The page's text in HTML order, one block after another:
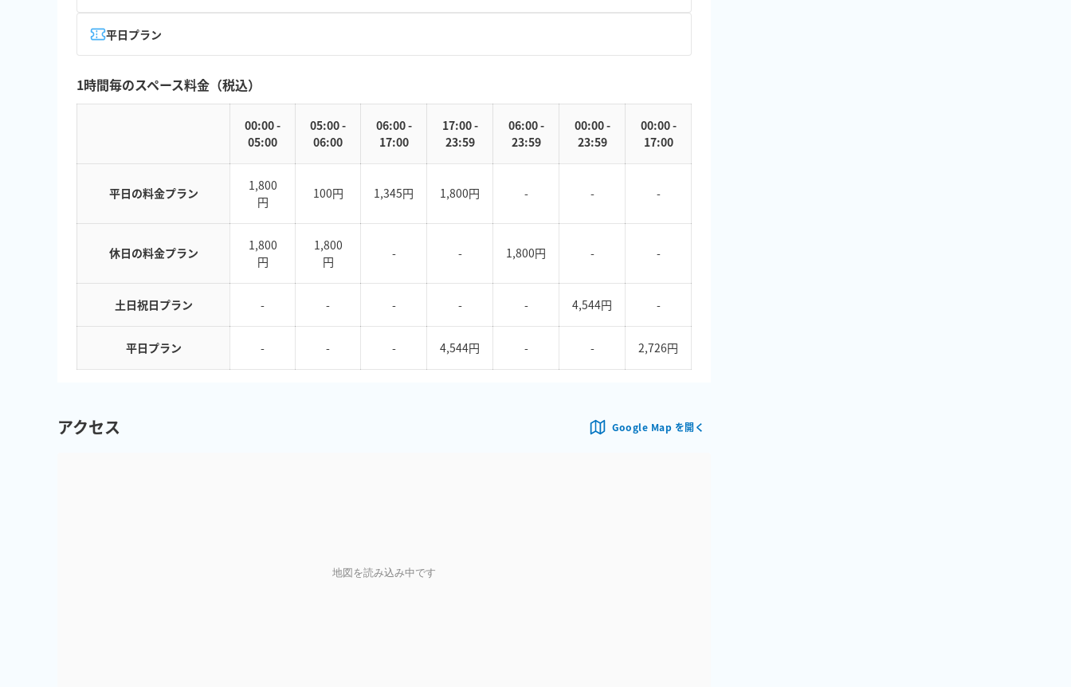
平日プラン
1時間毎のスペース料金（税込）
00:00 -
05:00
05:00 -
06:00
06:00 -
17:00
17:00 -
23:59
06:00 -
23:59
00:00 -
23:59
00:00 -
17:00
平日の料金プラン
1,800
円
100円 1,345円 1,800円 - - -
休日の料金プラン
1,800
円
1,800
円
- - 1,800円 - -
土日祝日プラン - - - - - 4,544円 -
平日プラン - - - 4,544円 - - 2,726円
アクセス Google Map を開く
地図を読み込み中です